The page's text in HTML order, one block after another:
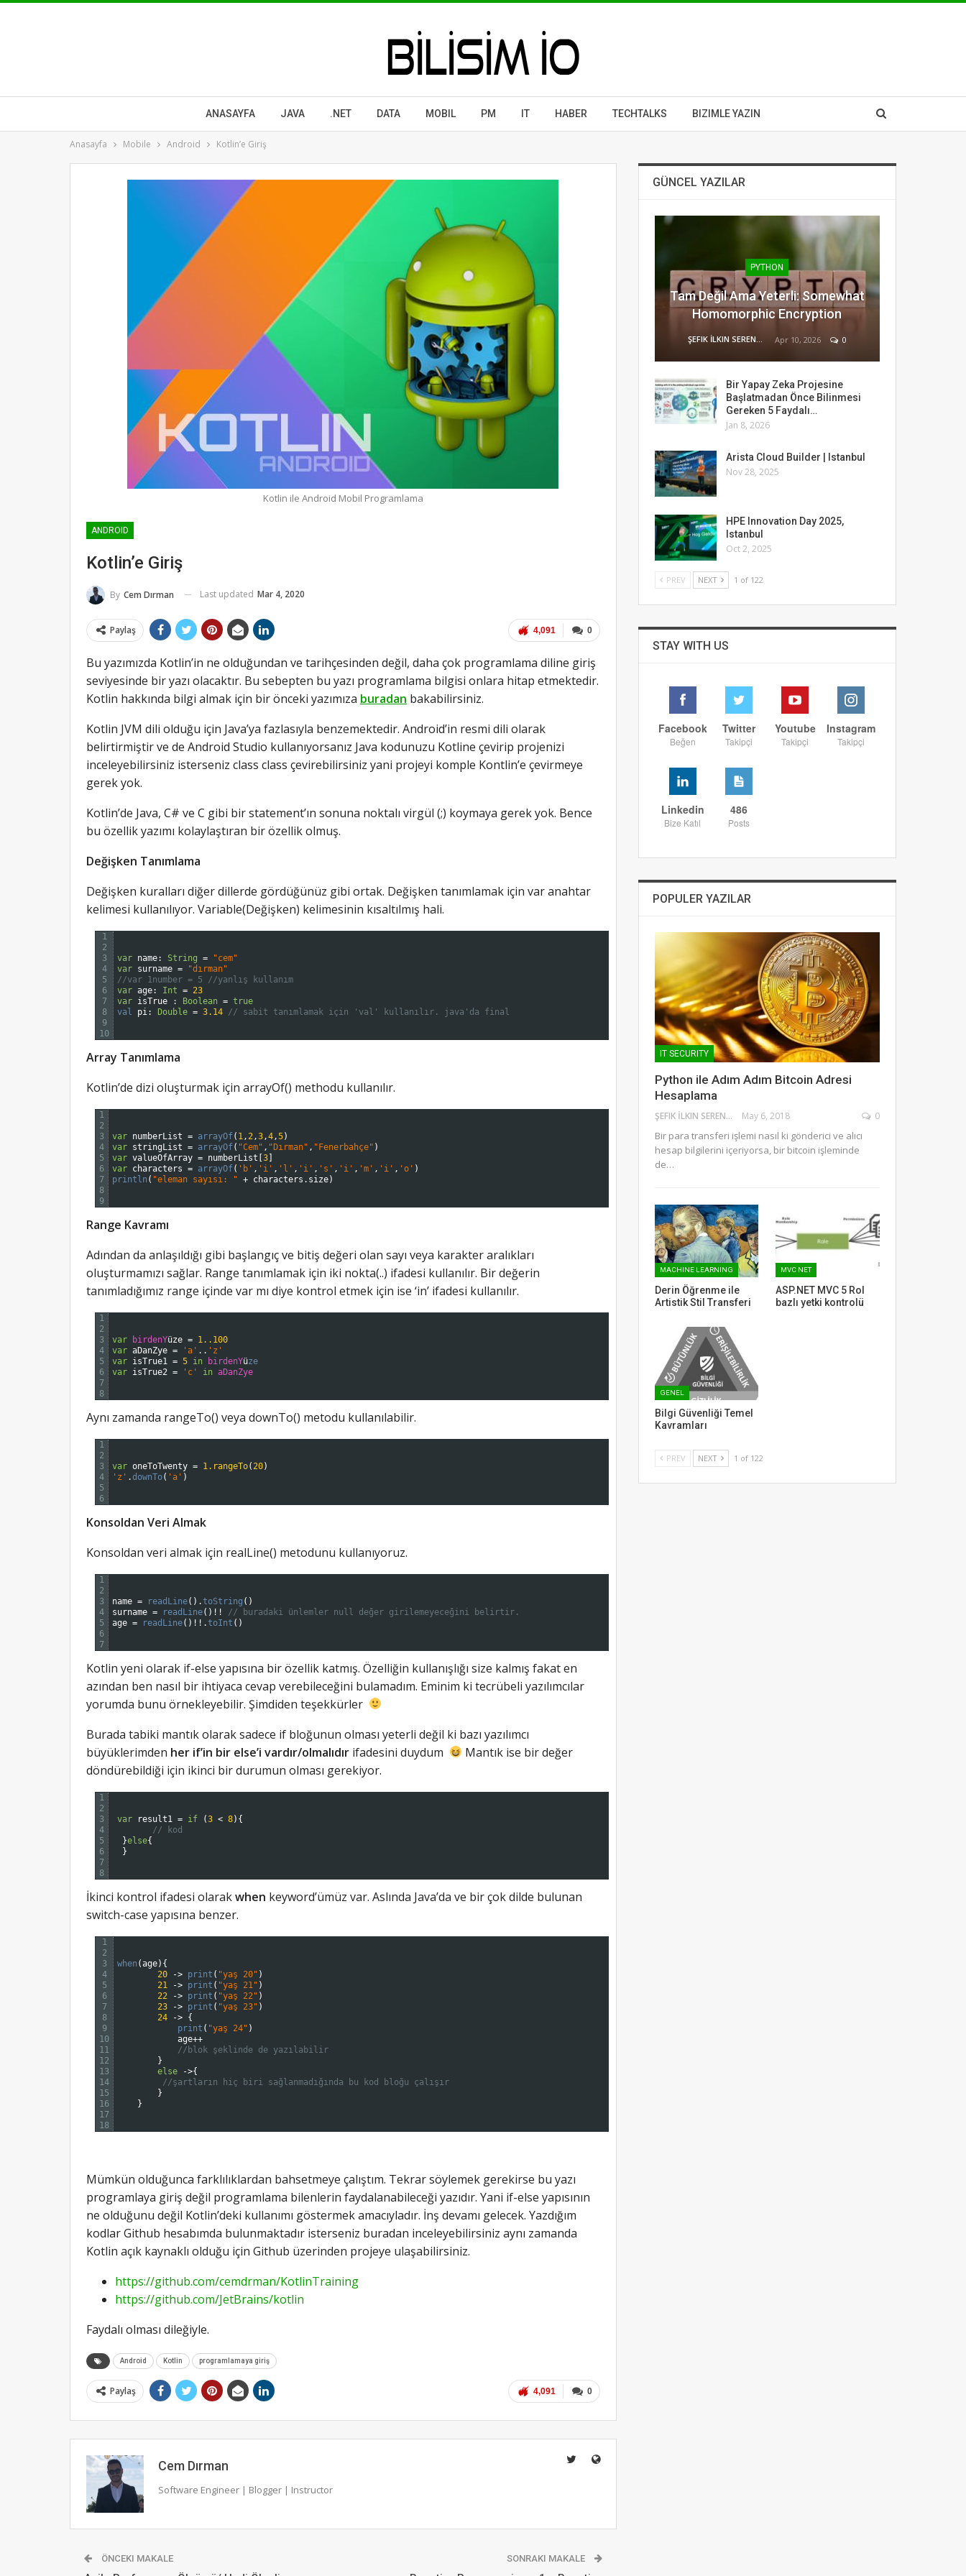
ANASAYFA JAVA .NET DATA MOBIL PM IT HABER TECHTALKS BIZIMLE YAZIN
Anasayfa Mobile Android Kotlin’e Giriş
Kotlin ile Android Mobil Programlama
ANDROID
Kotlin’e Giriş
By Cem Dırman Last updated Mar 4, 2020
0
4,091
Paylaş
Bu yazımızda Kotlin’in ne olduğundan ve tarihçesinden değil, daha çok programlama diline giriş
seviyesinde bir yazı olacaktır. Bu sebepten bu yazı programlama bilgisi onlara hitap etmektedir.
Kotlin hakkında bilgi almak için bir önceki yazımıza buradan bakabilirsiniz.
Kotlin JVM dili olduğu için Java’ya fazlasıyla benzemektedir. Android’in resmi dili olarak
belirtirmiştir ve de Android Studio kullanıyorsanız Java kodunuzu Kotline çevirip projenizi
inceleyebilirsiniz isterseniz class class çevirebilirsiniz yani projeyi komple Kontlin’e çevirmeye
gerek yok.
Kotlin’de Java, C# ve C gibi bir statement’ın sonuna noktalı virgül (;) koymaya gerek yok. Bence
bu özellik yazımı kolaylaştıran bir özellik olmuş.
Değişken Tanımlama
Değişken kuralları diğer dillerde gördüğünüz gibi ortak. Değişken tanımlamak için var anahtar
kelimesi kullanılıyor. Variable(Değişken) kelimesinin kısaltılmış hali.
1
2
3
4
5
6
7
8
9
10
var name: String =
"cem"
var surname =
"dırman"
//var 1number = 5 //yanlış kullanım
var age: Int = 23
var isTrue : Boolean = true
val pi : Double = 3.14 // sabit tanımlamak için 'val' kullanılır. java'da final
Array Tanımlama
Kotlin’de dizi oluşturmak için arrayOf() methodu kullanılır.
1
2
3
4
5
6
7
8
9
var numberList = arrayOf( 1 , 2 ,3 ,4 ,5)
var stringList = arrayOf( "Cem" , "Dırman" , "Fenerbahçe" )
var valueOfArray = numberList [3]
var characters = arrayOf( 'b' , 'i' , 'l' , 'i' , 's' , 'i' , 'm' , 'i' , 'o' )
println ( "eleman sayısı: " + characters . size)
Range Kavramı
Adından da anlaşıldığı gibi başlangıç ve bitiş değeri olan sayı veya karakter aralıkları
oluşturmamızı sağlar. Range tanımlamak için iki nokta(..) ifadesi kullanılır. Bir değerin
tanımladığımız range içinde var mı diye kontrol etmek için ise ‘in’ ifadesi kullanılır.
1
2
3
4
5
6
7
8
var birdenYüze = 1..100
var aDanZye = 'a' . . 'z'
var isTrue1 = 5 in birdenYüze
var isTrue2 = 'c' in aDanZye
Aynı zamanda rangeTo() veya downTo() metodu kullanılabilir.
1
2
3
4
5
6
var oneToTwenty = 1.rangeTo( 20)
'z' .downTo( 'a' )
Konsoldan Veri Almak
Konsoldan veri almak için realLine() metodunu kullanıyoruz.
1
2
3
4
5
6
7
name = readLine( ) .toString ( )
surname = readLine( ) ! !
// buradaki ünlemler null değer girilemeyeceğini belirtir.
age = readLine( ) ! ! .toInt ( )
Kotlin yeni olarak if-else yapısına bir özellik katmış. Özelliğin kullanışlığı size kalmış fakat en
azından ben nasıl bir ihtiyaca cevap verebileceğini bulamadım. Eminim ki tecrübeli yazılımcılar
yorumda bunu örnekleyebilir. Şimdiden teşekkürler
Burada tabiki mantık olarak sadece if bloğunun olması yeterli değil ki bazı yazılımcı
büyüklerimden her if’in bir else’i vardır/olmalıdır ifadesini duydum
Mantık ise bir değer
döndürebildiği için ikinci bir durumun olması gerekiyor.
1
2
3
4
5
6
7
8
var result1 = if (3 < 8) {
// kod
}else{
}
İkinci kontrol ifadesi olarakwhen keyword’ümüz var. Aslında Java’da ve bir çok dilde bulunan
switch-case yapısına benzer.
1
2
3
4
5
6
7
8
9
10
11
12
13
14
15
16
17
18
when (age) {
20
-> print ( "yaş 20" )
21
-> print ( "yaş 21" )
22
-> print ( "yaş 22" )
23
-> print ( "yaş 23" )
24
-> {
print ( "yaş 24" )
age++
//blok şeklinde de yazılabilir
}
else
->{
//şartların hiç biri sağlanmadığında bu kod bloğu çalışır
}
}
Mümkün olduğunca farklılıklardan bahsetmeye çalıştım. Tekrar söylemek gerekirse bu yazı
programlaya giriş değil programlama bilenlerin faydalanabileceği yazıdır. Yani if-else yapısının
ne olduğunu değil Kotlin’deki kullanımı göstermek amacıyladır. İnş devamı gelecek. Yazdığım
kodlar Github hesabımda bulunmaktadır isterseniz buradan inceleyebilirsiniz aynı zamanda
Kotlin açık kaynaklı olduğu için Github üzerinden projeye ulaşabilirsiniz.
https://github.com/cemdrman/KotlinTraining
https://github.com/JetBrains/kotlin
Faydalı olması dileğiyle.
Android Kotlin programlamaya giriş
0
4,091
Paylaş
Cem Dırman
Software Engineer | Blogger | Instructor
ÖNCEKI MAKALE SONRAKI MAKALE
GÜNCEL YAZILAR
PYTHON
Tam Değil Ama Yeterli: Somewhat
Homomorphic Encryption
ŞEFIK İLKIN SERENGIL Apr 10, 2026 0
Bir Yapay Zeka Projesine
Başlatmadan Önce Bilinmesi
Gereken 5 Faydalı…
Jan 8, 2026
Arista Cloud Builder | Istanbul
Nov 28, 2025
HPE Innovation Day 2025,
Istanbul
Oct 2, 2025
PREV NEXT 1 of 122
STAY WITH US
Facebook
Beğen
Twitter
Takipçi
Youtube
Takipçi
Instagram
Takipçi
Linkedin
Bize Katıl
486
Posts
POPULER YAZILAR
IT SECURITY
Python ile Adım Adım Bitcoin Adresi
Hesaplama
ŞEFIK İLKIN SERENGIL May 6, 2018 0
Bir para transferi işlemi nasıl ki gönderici ve alıcı
hesap bilgilerini içeriyorsa, bir bitcoin işleminde
de…
MACHINE LEARNING
Derin Öğrenme ile
Artistik Stil Transferi
MVC NET
ASP.NET MVC 5 Rol
bazlı yetki kontrolü
GENEL
Bilgi Güvenliği Temel
Kavramları
PREV NEXT 1 of 122